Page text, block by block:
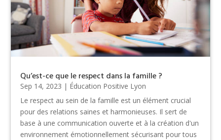
Qu’est-ce que le respect dans la famille ?
Sep 14, 2023 | Éducation Positive Lyon
Le respect au sein de la famille est un élément crucial
pour des relations saines et harmonieuses. Il sert de
base à une communication ouverte et à la création d'un
environnement émotionnellement sécurisant pour tous